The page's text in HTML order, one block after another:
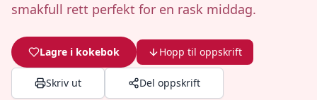
smakfull rett perfekt for en rask middag.
Lagre i kokebok Hopp til oppskrift
Skriv ut Del oppskrift